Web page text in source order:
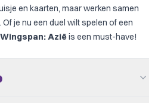
en kaarten, maar werken samen
je nu een duel wilt spelen of een
Wingspan: Aziëis een must-have!